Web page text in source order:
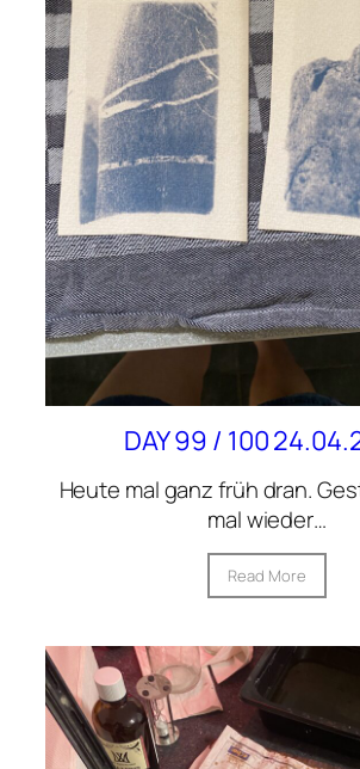
DAY 99 / 100
Heute mal ganz früh dran.
mal wieder…
Read More